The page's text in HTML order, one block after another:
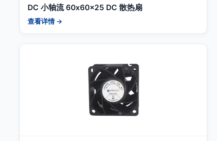
DC 小轴流 60x60x25 DC 散热扇
查看详情 →